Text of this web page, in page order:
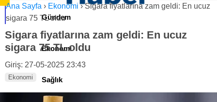
Gündem
Ekonomi
Sağlık
Ana Sayfa › Ekonomi›Sigara fiyatlarına zam geldi: En ucuz
sigara 75 TL oldu
Sigara fiyatlarına zam geldi: En ucuz
sigara 75 TL oldu
Giriş: 27-05-2025 23:43
Ekonomi